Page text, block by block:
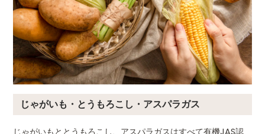
じゃがいも・とうもろこし・アスパラガス
じゃがいもととうもろこし、アスパラガスはすべて有機JAS認